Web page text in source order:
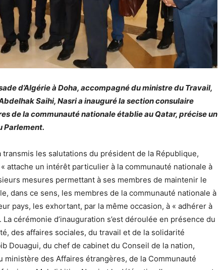
d’Algérie à Doha, accompagné du ministre du Travail,
Saihi, Nasri a inauguré la section consulaire
de la communauté nationale établie au Qatar, précise un
Parlement.
les salutations du président de la République,
attache un intérêt particulier à la communauté nationale à
mesures permettant à ses membres de maintenir le
dans ce sens, les membres de la communauté nationale à
pays, les exhortant, par la même occasion, à « adhérer à
cérémonie d’inauguration s’est déroulée en présence du
des affaires sociales, du travail et de la solidarité
Douagui, du chef de cabinet du Conseil de la nation,
ministère des Affaires étrangères, de la Communauté